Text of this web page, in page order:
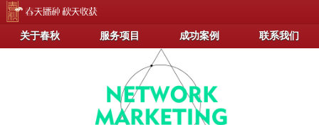
关于春秋 服务项目 成功案例 联系我们